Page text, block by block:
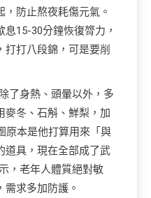
防止熬夜耗傷元氣。
15-30分鐘恢復膂力，
打八段錦，可是要削
了身熱、頭暈以外，多
麥冬、石斛、鮮梨，加
原本是他打算用來「與
道具，現在全部成了武
，老年人體質絕對敏
求多加防護。